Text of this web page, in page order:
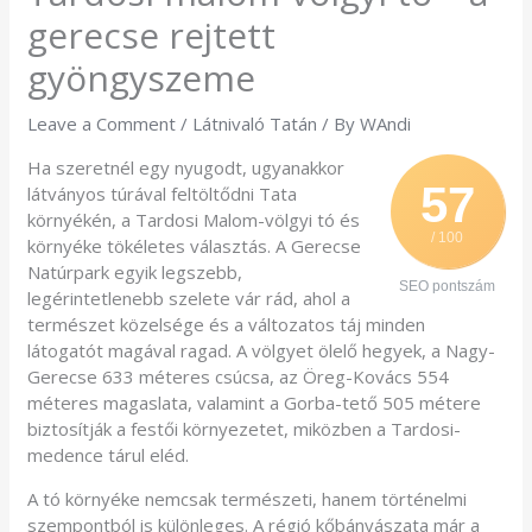
gerecse rejtett
gyöngyszeme
Leave a Comment / Látnivaló Tatán / ByWAndi
57
/ 100
SEO pontszám
Ha szeretnél egy nyugodt, ugyanakkor
látványos túrával feltöltődni Tata
környékén, a Tardosi Malom-völgyi tó és
környéke tökéletes választás. A Gerecse
Natúrpark egyik legszebb,
legérintetlenebb szelete vár rád, ahol a
természet közelsége és a változatos táj minden
látogatót magával ragad. A völgyet ölelő hegyek, a Nagy-
Gerecse 633 méteres csúcsa, az Öreg-Kovács 554
méteres magaslata, valamint a Gorba-tető 505 métere
biztosítják a festői környezetet, miközben a Tardosi-
medence tárul eléd.
A tó környéke nemcsak természeti, hanem történelmi
szempontból is különleges. A régió kőbányászata már a